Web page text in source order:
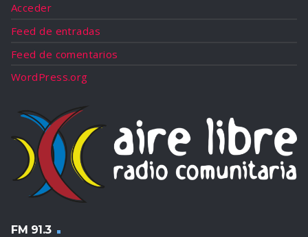
Acceder
Feed de entradas
Feed de comentarios
WordPress.org
FM 91.3